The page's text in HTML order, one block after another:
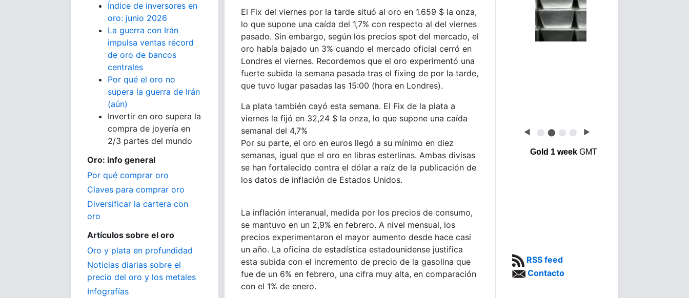
Índice de inversores en
oro: junio 2026
La guerra con Irán
impulsa ventas récord
de oro de bancos
centrales
Por qué el oro no
supera la guerra de Irán
(aún)
Invertir en oro supera la
compra de joyería en
2/3 partes del mundo
Oro: info general
Por qué comprar oro
Claves para comprar oro
Diversificar la cartera con
oro
Artículos sobre el oro
Oro y plata en profundidad
Noticias diarias sobre el
precio del oro y los metales
Infografías
El Fix del viernes por la tarde situó al oro en 1.659 $ la onza,
lo que supone una caída del 1,7% con respecto al del viernes
pasado. Sin embargo, según los precios spot del mercado, el
oro había bajado un 3% cuando el mercado oficial cerró en
Londres el viernes. Recordemos que el oro experimentó una
fuerte subida la semana pasada tras el fixing de por la tarde,
que tuvo lugar pasadas las 15:00 (hora en Londres).
La plata también cayó esta semana. El Fix de la plata a
viernes la fijó en 32,24 $ la onza, lo que supone una caída
semanal del 4,7%
Por su parte, el oro en euros llegó a su mínimo en diez
semanas, igual que el oro en libras esterlinas. Ambas divisas
se han fortalecido contra el dólar a raíz de la publicación de
los datos de inflación de Estados Unidos.
La inflación interanual, medida por los precios de consumo,
se mantuvo en un 2,9% en febrero. A nivel mensual, los
precios experimentaron el mayor aumento desde hace casi
un año. La oficina de estadística estadounidense justifica
esta subida con el incremento de precio de la gasolina que
fue de un 6% en febrero, una cifra muy alta, en comparación
con el 1% de enero.
◀ ⬤ ⬤ ⬤ ⬤ ▶
Gold 1 weekGMT
RSS feed
Contacto